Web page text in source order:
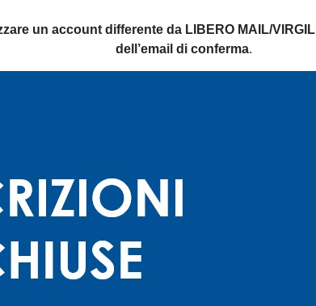
un account differente da LIBERO MAIL/
dell’email di conferma.